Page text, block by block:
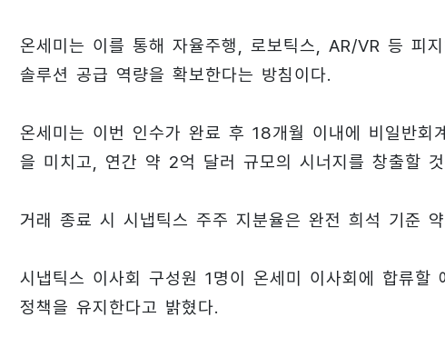
온세미는 이를 통해 자율주행, 로보틱스, AR/VR 등 피
솔루션 공급 역량을 확보한다는 방침이다.
온세미는 이번 인수가 완료 후 18개월 이내에 비일반
을 미치고, 연간 약 2억 달러 규모의 시너지를 창출할
거래 종료 시 시냅틱스 주주 지분율은 완전 희석 기준
시냅틱스 이사회 구성원 1명이 온세미 이사회에 합류
정책을 유지한다고 밝혔다.